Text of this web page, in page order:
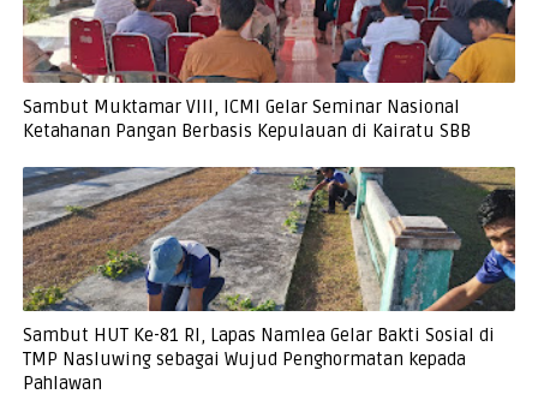
Sambut Muktamar VIII, ICMI Gelar Seminar Nasional
Ketahanan Pangan Berbasis Kepulauan di Kairatu SBB
Sambut HUT Ke-81 RI, Lapas Namlea Gelar Bakti Sosial di
TMP Nasluwing sebagai Wujud Penghormatan kepada
Pahlawan